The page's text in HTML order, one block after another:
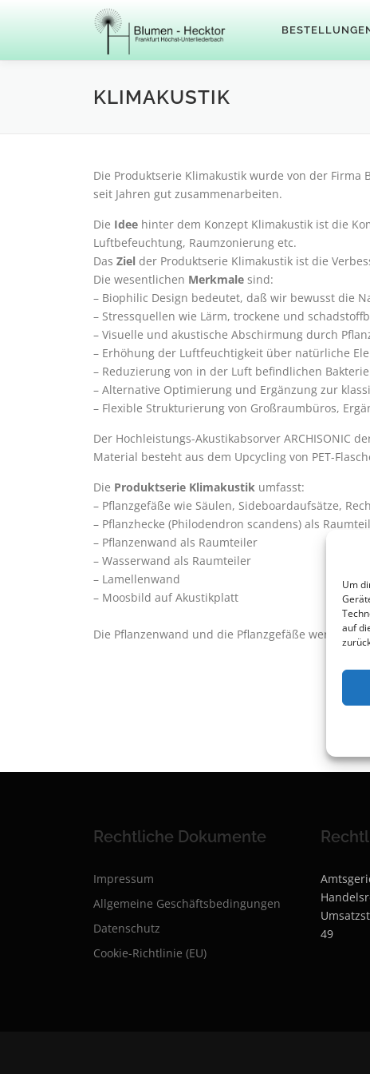
Um
auf
KLIMAKUSTIK
Die Produktserie Klimakustik wurde von der
seit Jahren gut zusammenarbeiten.
Die Idee hinter dem Konzept Klimakustik ist die
Luftbefeuchtung, Raumzonierung etc.
Das Ziel der Produktserie Klimakustik ist die
Die wesentlichen Merkmale sind:
– Biophilic Design bedeutet, daß wir bewusst die
– Stressquellen wie Lärm, trockene und
– Visuelle und akustische Abschirmung durch
– Erhöhung der Luftfeuchtigkeit über natürliche
– Reduzierung von in der Luft befindlichen
– Alternative Optimierung und Ergänzung zur
– Flexible Strukturierung von Großraumbüros,
Der Hochleistungs-Akustikabsorver ARCHISONIC
Material besteht aus dem Upcycling von PET-
Die Produktserie Klimakustik umfasst:
– Pflanzgefäße wie Säulen, Sideboardaufsätze,
– Pflanzhecke (Philodendron scandens) als
– Pflanzenwand als Raumteiler
– Wasserwand als Raumteiler
– Lamellenwand
– Moosbild auf Akustikplatt
Die Pflanzenwand und die Pflanzgefäße werden
Rechtliche Dokumente
Impressum
Allgemeine Geschäftsbedingungen
Datenschutz
Cookie-Richtlinie (EU)
49